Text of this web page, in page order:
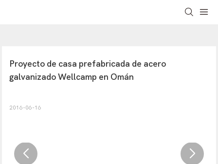
Proyecto de casa prefabricada de acero
galvanizado Wellcamp en Omán
2016-06-16